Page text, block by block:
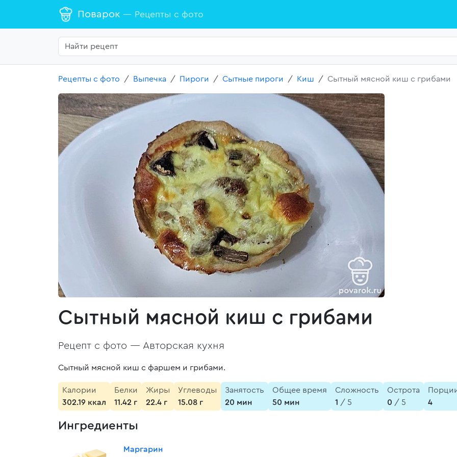
Поварок — Рецепты с фото
Рецепты с фото Выпечка Пироги Сытные пироги Киш Сытный мясной киш с грибами
Сытный мясной киш с грибами
Рецепт с фото — Авторская кухня
Сытный мясной киш с фаршем и грибами.
Калории
302.19 ккал
Белки
11.42 г
Жиры
22.4 г
Углеводы
15.08 г
Занятость
20 мин
Общее время
50 мин
Сложность
1 / 5
Острота
0 / 5
4
Ингредиенты
Маргарин